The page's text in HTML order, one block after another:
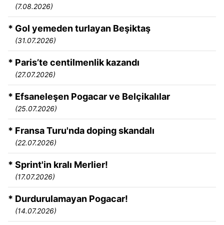
(7.08.2026)
* Gol yemeden turlayan Beşiktaş
(31.07.2026)
* Paris’te centilmenlik kazandı
(27.07.2026)
* Efsaneleşen Pogacar ve Belçikalılar
(25.07.2026)
* Fransa Turu'nda doping skandalı
(22.07.2026)
* Sprint'in kralı Merlier!
(17.07.2026)
* Durdurulamayan Pogacar!
(14.07.2026)